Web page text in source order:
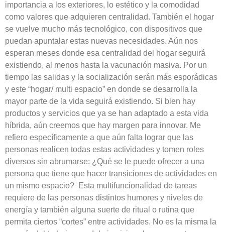
importancia a los exteriores, lo estético y la comodidad
como valores que adquieren centralidad. También el hogar
se vuelve mucho más tecnológico, con dispositivos que
puedan apuntalar estas nuevas necesidades. Aún nos
esperan meses donde esa centralidad del hogar seguirá
existiendo, al menos hasta la vacunación masiva. Por un
tiempo las salidas y la socialización serán más esporádicas
y este “hogar/ multi espacio” en donde se desarrolla la
mayor parte de la vida seguirá existiendo. Si bien hay
productos y servicios que ya se han adaptado a esta vida
híbrida, aún creemos que hay margen para innovar. Me
refiero específicamente a que aún falta lograr que las
personas realicen todas estas actividades y tomen roles
diversos sin abrumarse: ¿Qué se le puede ofrecer a una
persona que tiene que hacer transiciones de actividades en
un mismo espacio? Esta multifuncionalidad de tareas
requiere de las personas distintos humores y niveles de
energía y también alguna suerte de ritual o rutina que
permita ciertos “cortes” entre actividades. No es la misma la